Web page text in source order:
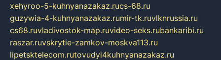
xehyroo-5-kuhnyanazakaz.rucs-68.ru
guzywia-4-kuhnyanazakaz.rumir-tk.ruvlknrussia.ru
cs68.ruvladivostok-map.ruvideo-seks.rubankaribi.ru
raszar.ruvskrytie-zamkov-moskva113.ru
lipetsktelecom.rutovudyi4kuhnyanazakaz.ru